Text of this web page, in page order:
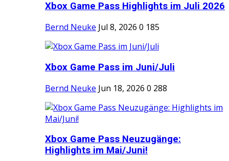
Xbox Game Pass Highlights im Juli 2026
Bernd Neuke Jul 8, 2026 0 185
Xbox Game Pass im Juni/Juli
Bernd Neuke Jun 18, 2026 0 288
Xbox Game Pass Neuzugänge:
Highlights im Mai/Juni!